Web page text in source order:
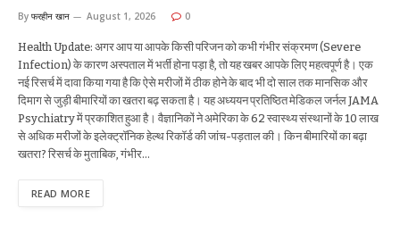
By फरहीन खान August 1, 2026 0
Health Update: अगर आप या आपके किसी परिजन को कभी गंभीर संक्रमण (Severe
Infection) के कारण अस्पताल में भर्ती होना पड़ा है, तो यह खबर आपके लिए महत्वपूर्ण है। एक
नई रिसर्च में दावा किया गया है कि ऐसे मरीजों में ठीक होने के बाद भी दो साल तक मानसिक और
दिमाग से जुड़ी बीमारियों का खतरा बढ़ सकता है। यह अध्ययन प्रतिष्ठित मेडिकल जर्नल JAMA
Psychiatry में प्रकाशित हुआ है। वैज्ञानिकों ने अमेरिका के 62 स्वास्थ्य संस्थानों के 10 लाख
से अधिक मरीजों के इलेक्ट्रॉनिक हेल्थ रिकॉर्ड की जांच-पड़ताल की। किन बीमारियों का बढ़ा
खतरा? रिसर्च के मुताबिक, गंभीर…
READ MORE